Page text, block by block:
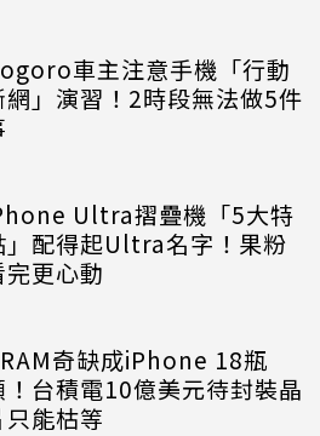
車主注意手機「行動
網」演習！2時段無法做5件
Ultra摺疊機「5大特
」配得起Ultra名字！果粉
完更心動
奇缺成iPhone 18瓶
！台積電10億美元待封裝晶
只能枯等